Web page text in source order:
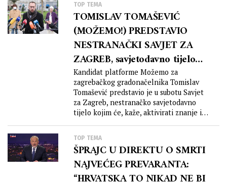
TOP TEMA
TOMISLAV TOMAŠEVIĆ
(MOŽEMO!) PREDSTAVIO
NESTRANAČKI SAVJET ZA
ZAGREB, savjetodavno tijelo
sastavljeno od vodećih
hrvatskih stručnjakinja i
stručnjaka za razvoj grada
Kandidat platforme Možemo za
zagrebačkog gradonačelnika Tomislav
Tomašević predstavio je u subotu Savjet
za Zagreb, nestranačko savjetodavno
tijelo kojim će, kaže, aktivirati znanje i
TOP TEMA
ŠPRAJC U DIREKTU O SMRTI
NAJVEĆEG PREVARANTA:
“HRVATSKA TO NIKAD NE BI